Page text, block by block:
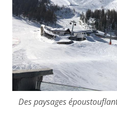
Des paysages